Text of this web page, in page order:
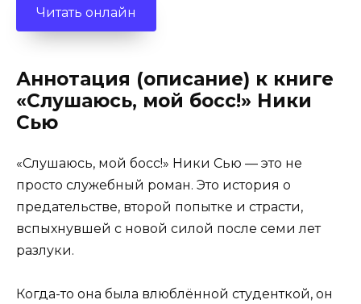
Читать онлайн
Аннотация (описание) к книге
«Слушаюсь, мой босс!» Ники
Сью
«Слушаюсь, мой босс!» Ники Сью — это не
просто служебный роман. Это история о
предательстве, второй попытке и страсти,
вспыхнувшей с новой силой после семи лет
разлуки.
Когда-то она была влюблённой студенткой, он